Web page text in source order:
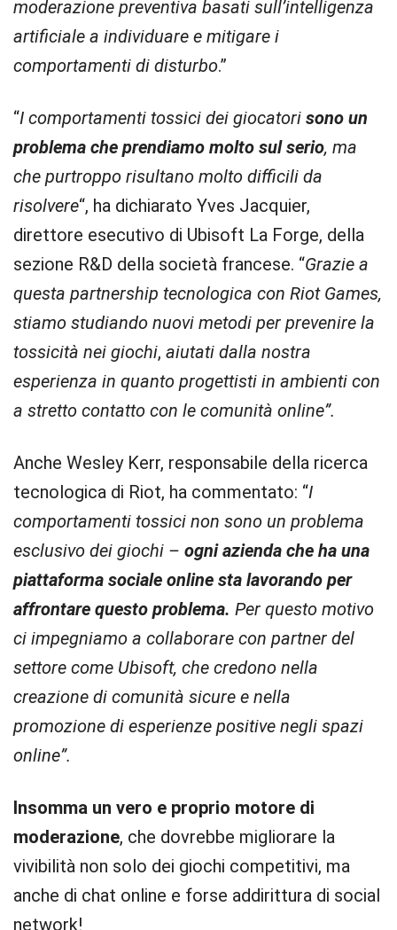
moderazione preventiva basati sull’intelligenza
artificiale a individuare e mitigare i
comportamenti di disturbo.”
“I comportamenti tossici dei giocatori sono un
problema che prendiamo molto sul serio, ma
che purtroppo risultano molto difficili da
risolvere“, ha dichiarato Yves Jacquier,
direttore esecutivo di Ubisoft La Forge, della
sezione R&D della società francese. “Grazie a
questa partnership tecnologica con Riot Games,
stiamo studiando nuovi metodi per prevenire la
tossicità nei giochi, aiutati dalla nostra
esperienza in quanto progettisti in ambienti con
a stretto contatto con le comunità online”.
Anche Wesley Kerr, responsabile della ricerca
tecnologica di Riot, ha commentato: “I
comportamenti tossici non sono un problema
esclusivo dei giochi – ogni azienda che ha una
piattaforma sociale online sta lavorando per
affrontare questo problema. Per questo motivo
ci impegniamo a collaborare con partner del
settore come Ubisoft, che credono nella
creazione di comunità sicure e nella
promozione di esperienze positive negli spazi
online”.
Insomma un vero e proprio motore di
moderazione, che dovrebbe migliorare la
vivibilità non solo dei giochi competitivi, ma
anche di chat online e forse addirittura di social
network!